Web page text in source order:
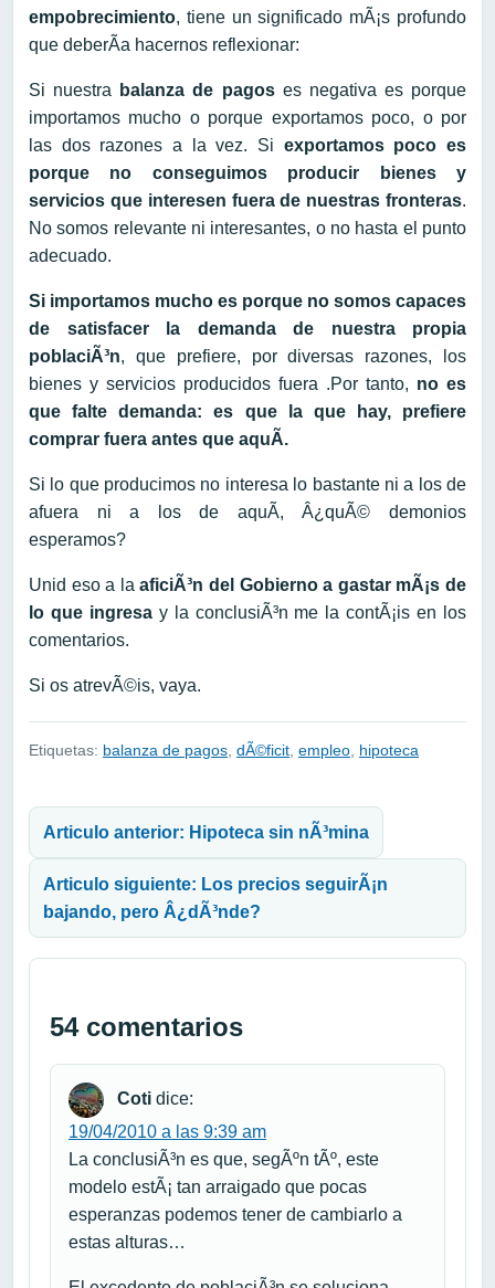
empobrecimiento, tiene un significado mÃ¡s profundo
que deberÃ­a hacernos reflexionar:
Si nuestra balanza de pagoses negativa es porque
importamos mucho o porque exportamos poco, o por
las dos razones a la vez. Si exportamos poco es
porque no conseguimos producir bienes y
servicios que interesen fuera de nuestras fronteras.
No somos relevante ni interesantes, o no hasta el punto
adecuado.
Si importamos mucho es porque no somos capaces
de satisfacer la demanda de nuestra propia
poblaciÃ³n, que prefiere, por diversas razones, los
bienes y servicios producidos fuera .Por tanto, no es
que falte demanda: es que la que hay, prefiere
comprar fuera antes que aquÃ­.
Si lo que producimos no interesa lo bastante ni a los de
afuera ni a los de aquÃ­, Â¿quÃ© demonios
esperamos?
Unid eso a laaficiÃ³n del Gobierno a gastar mÃ¡s de
lo que ingresay la conclusiÃ³n me la contÃ¡is en los
comentarios.
Si os atrevÃ©is, vaya.
Etiquetas: balanza de pagos dÃ©ficit empleo hipoteca
Articulo anterior: Hipoteca sin nÃ³mina
Articulo siguiente: Los precios seguirÃ¡n
bajando, pero Â¿dÃ³nde?
54 comentarios
Coti dice:
19/04/2010 a las 9:39 am
La conclusiÃ³n es que, segÃºn tÃº, este
modelo estÃ¡ tan arraigado que pocas
esperanzas podemos tener de cambiarlo a
estas alturas…